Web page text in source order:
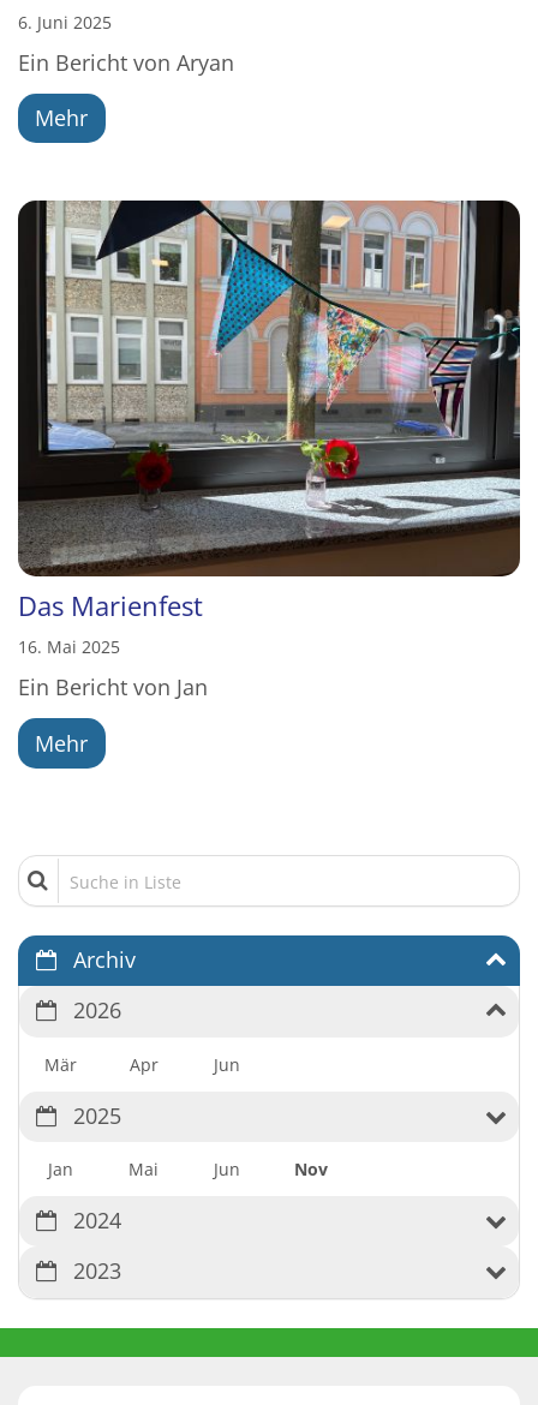
6. Juni 2025
Ein Bericht von Aryan
Mehr
Das Marienfest
16. Mai 2025
Ein Bericht von Jan
Mehr
Suche in Liste
Archiv
2026
Mär Apr Jun
2025
Jan Mai Jun Nov
2024
2023